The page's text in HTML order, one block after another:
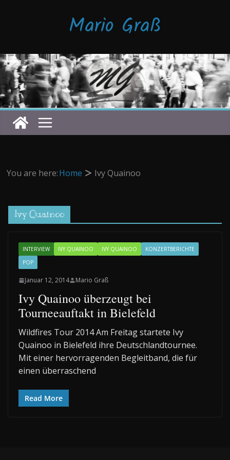
Mario Graß
You are here:Home Ivy Quainoo
Ivy Quainoo
INTERVIEW IVY QUAINOO IVY QUAINOO
KONZERTBERICHTE
POP
Januar 12, 2014 Mario Graß
Ivy Quainoo überzeugt bei
Tourneeauftakt in Bielefeld
Wildfires Tour 2014 Am Freitag startete Ivy
Quainoo in Bielefeld ihre Deutschlandtournee.
Mit einer hervorragenden Begleitband, die für
einen überraschend
Read More